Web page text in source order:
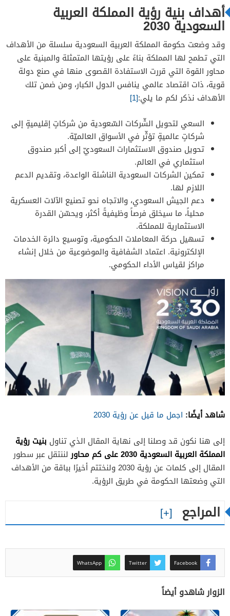
أهداف بنية رؤية المملكة العربية
السعودية 2030
وقد وضعت حكومة المملكة العربية السعودية سلسلة من الأهداف
التي تطمح لها المملكة بناءً على رؤيتها المتمثلة والمبنية على
محاور القوة التي قررت الاستفادة القصوى منها في صنع دولة
قوية، ذات اقتصاد عالمي ينافس الدول الكبار، ومن ضمن تلك
الأهداف نذكر لكم ما يلي:[1]
السعي لتحويل الشّركات السّعودية من شركاتٍ إقليميةٍ إلى
شركاتٍ عالميةٍ تؤثّر في الأسواق العالميّة.
تحويل صندوق الاستثمارات السعوديّ إلى أكبر صندوق
استثماري في العالم.
تمكين الشركات السعودية الناشئة الواعدة، وتقديم الدعم
اللازم لها.
دعم الجيش السعودي، والاتجاه نحو تصنيع الآلات العسكرية
محلياً، ما سيخلق فرصاً وظيفيةً أكثر، ويحسّن القدرة
الاستثمارية للمملكة.
تسهيل حركة المعاملات الحكومية، وتوسيع دائرة الخدمات
الإلكترونية. اعتماد الشفافية والموضوعية من خلال إنشاء
مراكز لقياس الأداء الحكومي.
شاهد أيضًا: اجمل ما قيل عن رؤية 2030
إلى هنا نكون قد وصلنا إلى نهاية المقال الذي تناول بنيت رؤية
المملكة العربية السعودية 2030 على كم محاور
لننتقل عبر سطور
المقال إلى كلمات عن رؤية 2030 ولنختتم أخيرًا بباقة من الأهداف
التي وضعتها الحكومة في طريق الرؤية.
المراجع
Facebook
Twitter
WhatsApp
الزوار شاهدو أيضاً